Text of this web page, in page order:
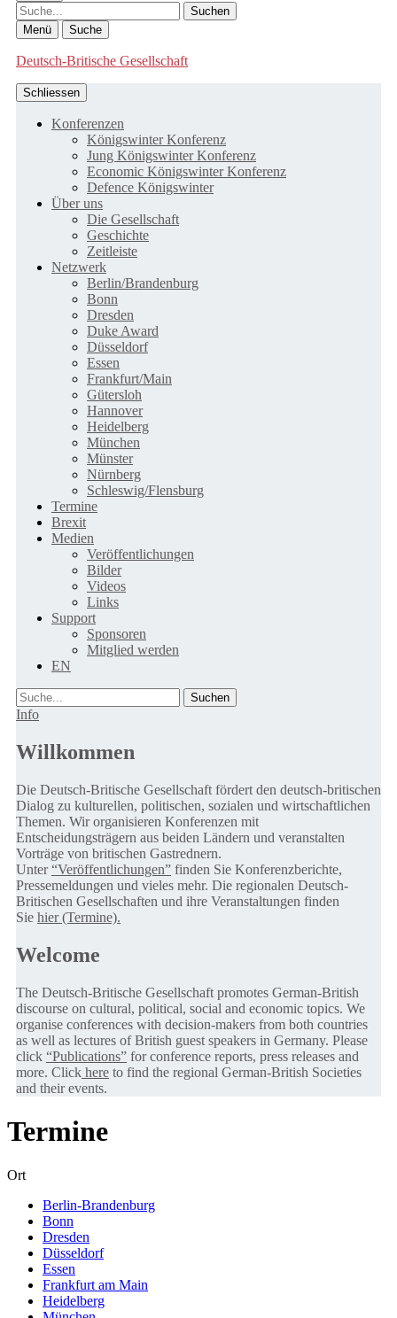
Suche
Menü Suche
Deutsch-Britische Gesellschaft
Schliessen
Konferenzen
Königswinter Konferenz
Jung Königswinter Konferenz
Economic Königswinter Konferenz
Defence Königswinter
Über uns
Die Gesellschaft
Geschichte
Zeitleiste
Netzwerk
Berlin/Brandenburg
Bonn
Dresden
Duke Award
Düsseldorf
Essen
Frankfurt/Main
Gütersloh
Hannover
Heidelberg
München
Münster
Nürnberg
Schleswig/Flensburg
Termine
Brexit
Medien
Veröffentlichungen
Bilder
Videos
Links
Support
Sponsoren
Mitglied werden
EN
Suche
Info
Willkommen
Die Deutsch-Britische Gesellschaft fördert den deutsch-britischen
Dialog zu kulturellen, politischen, sozialen und wirtschaftlichen
Themen. Wir organisieren Konferenzen mit
Entscheidungsträgern aus beiden Ländern und veranstalten
Vorträge von britischen Gastrednern.
Unter“Veröffentlichungen” finden Sie Konferenzberichte,
Pressemeldungen und vieles mehr. Die regionalen Deutsch-
Britischen Gesellschaften und ihre Veranstaltungen finden
Sie hier (Termine).
Welcome
The Deutsch-Britische Gesellschaft promotes German-British
discourse on cultural, political, social and economic topics. We
organise conferences with decision-makers from both countries
as well as lectures of British guest speakers in Germany. Please
click “Publications” for conference reports, press releases and
more. Click here to find the regional German-British Societies
and their events.
Termine
Ort
Berlin-Brandenburg
Bonn
Dresden
Düsseldorf
Essen
Frankfurt am Main
Heidelberg